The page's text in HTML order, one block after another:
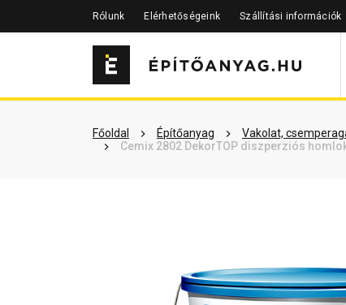
Rólunk Elérhetőségeink Szállítási információk
Főoldal Építőanyag Vakolat,
Cemix 2802 DekorTOP diszperziós
Szükséged lehet rá